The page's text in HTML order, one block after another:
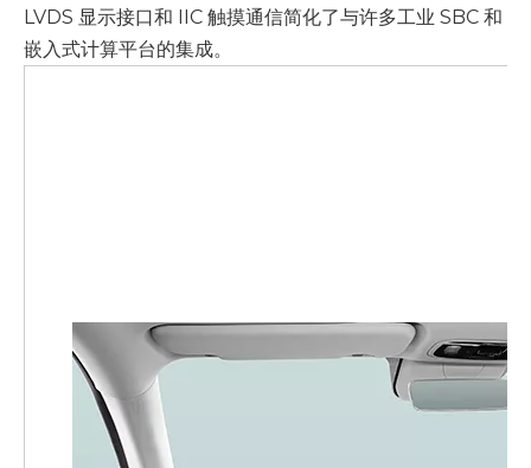
LVDS 显示接口和 IIC 触摸通信简化了与许多工业 SBC 和
嵌入式计算平台的集成。